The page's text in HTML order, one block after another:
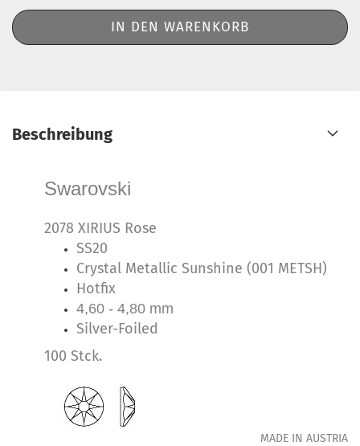
Beschreibung
Swarovski
2078 XIRIUS Rose
SS20
Crystal Metallic Sunshine (001 METSH)
Hotfix
4,60 - 4,80 mm
Silver-Foiled
100 Stck.
MADE IN AUSTRIA